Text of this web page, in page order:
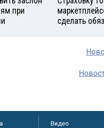
при
сделать
Видео